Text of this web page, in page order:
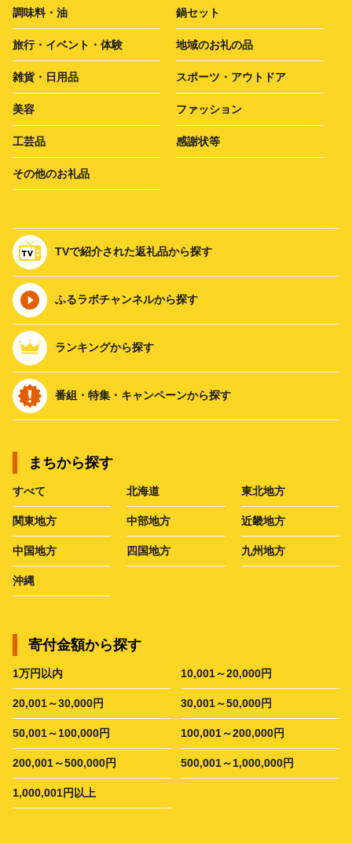
調味料・油 鍋セット
旅行・イベント・体験 地域のお礼の品
雑貨・日用品 スポーツ・アウトドア
美容 ファッション
工芸品 感謝状等
その他のお礼品
TVで紹介された返礼品から探す
ふるラボチャンネルから探す
ランキングから探す
番組・特集・キャンペーンから探す
まちから探す
すべて 北海道 東北地方
関東地方 中部地方 近畿地方
中国地方 四国地方 九州地方
沖縄
寄付金額から探す
1万円以内 10,001～20,000円
20,001～30,000円 30,001～50,000円
50,001～100,000円 100,001～200,000円
200,001～500,000円 500,001～1,000,000円
1,000,001円以上